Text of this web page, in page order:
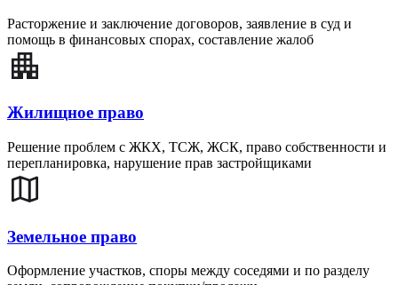
Расторжение и заключение договоров, заявление в суд и
помощь в финансовых спорах, составление жалоб
Жилищное право
Решение проблем с ЖКХ, ТСЖ, ЖСК, право собственности и
перепланировка, нарушение прав застройщиками
Земельное право
Оформление участков, споры между соседями и по разделу